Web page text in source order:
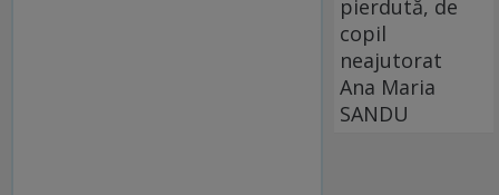
pierdută, de
copil
neajutorat
Ana Maria
SANDU